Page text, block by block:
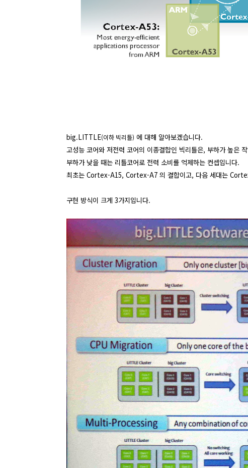
big.LITTLE(이하 빅리틀) 에 대해 알아보겠습니다.
고성능 코어와 저전력 코어의 이종결합인 빅리틀은, 부하가 높은
부하가 낮을 때는 리틀코어로 전력 소비를 억제하는 컨셉입니다.
최초는 Cortex-A15, Cortex-A7 의 결합이고, 다음 세대는
구현 방식이 크게 3가지입니다.